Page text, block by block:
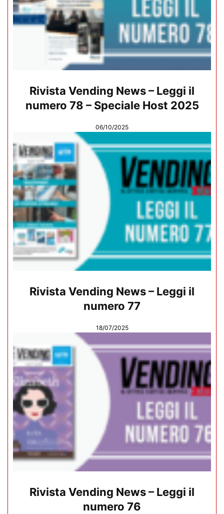
Rivista Vending News – Leggi il
numero 78 – Speciale Host 2025
06/10/2025
Rivista Vending News – Leggi il
numero 77
18/07/2025
Rivista Vending News – Leggi il
numero 76